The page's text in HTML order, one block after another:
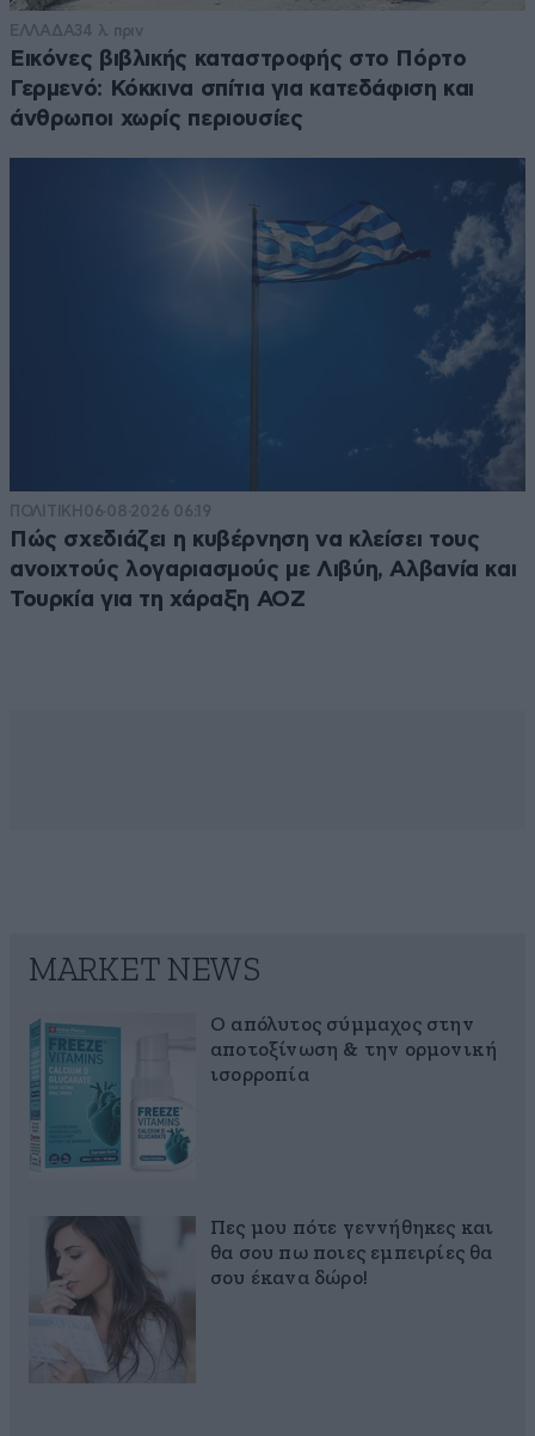
ΕΛΛΑΔΑ34 λ. πριν
Εικόνες βιβλικής καταστροφής στο Πόρτο
Γερμενό: Κόκκινα σπίτια για κατεδάφιση και
άνθρωποι χωρίς περιουσίες
ΠΟΛΙΤΙΚΗ 06·08·2026 06:19
Πώς σχεδιάζει η κυβέρνηση να κλείσει τους
ανοιχτούς λογαριασμούς με Λιβύη, Αλβανία και
Τουρκία για τη χάραξη ΑΟΖ
MARKET NEWS
Ο απόλυτος σύμμαχος στην
αποτοξίνωση & την ορμονική
ισορροπία
Πες μου πότε γεννήθηκες και
θα σου πω ποιες εμπειρίες θα
σου έκανα δώρο!